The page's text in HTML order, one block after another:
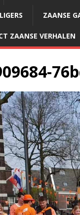
ZAANSE
ZAANSE VERHALEN